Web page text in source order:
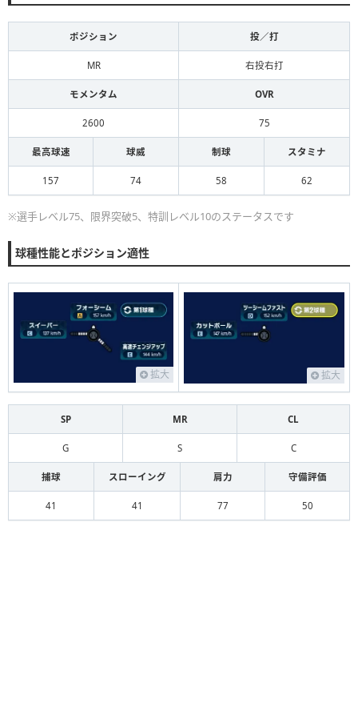
ポジション 投／打
MR 右投右打
モメンタム OVR
2600 75
最高球速 球威 制球 スタミナ
157 74 58 62
※選手レベル75、限界突破5、特訓レベル10のステータスです
球種性能とポジション適性
拡大 拡大
SP MR CL
G S C
捕球 スローイング 肩力 守備評価
41 41 77 50